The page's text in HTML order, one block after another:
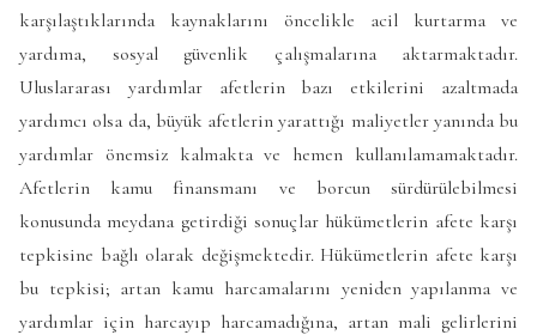
karşılaştıklarında kaynaklarını öncelikle acil kurtarma ve
yardıma, sosyal güvenlik çalışmalarına aktarmaktadır.
Uluslararası yardımlar afetlerin bazı etkilerini azaltmada
yardımcı olsa da, büyük afetlerin yarattığı maliyetler yanında bu
yardımlar önemsiz kalmakta ve hemen kullanılamamaktadır.
Afetlerin kamu finansmanı ve borcun sürdürülebilmesi
konusunda meydana getirdiği sonuçlar hükümetlerin afete karşı
tepkisine bağlı olarak değişmektedir. Hükümetlerin afete karşı
bu tepkisi; artan kamu harcamalarını yeniden yapılanma ve
yardımlar için harcayıp harcamadığına, artan mali gelirlerini